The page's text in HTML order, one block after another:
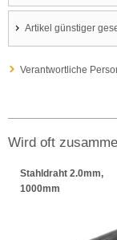
Artikel günstiger
Verantwortliche
Wird oft
Stahldraht 2.0mm,
1000mm